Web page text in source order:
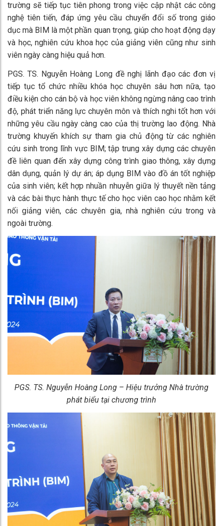
trường sẽ tiếp tục tiên phong trong việc cập nhật các công
nghệ tiên tiến, đáp ứng yêu cầu chuyển đổi số trong giáo
dục mà BIM là một phần quan trọng, giúp cho hoạt động dạy
và học, nghiên cứu khoa học của giảng viên cũng như sinh
viên ngày càng hiệu quả hơn.
PGS. TS. Nguyễn Hoàng Long đề nghị lãnh đạo các đơn vị
tiếp tục tổ chức nhiều khóa học chuyên sâu hơn nữa, tạo
điều kiện cho cán bộ và học viên không ngừng nâng cao trình
độ, phát triển năng lực chuyên môn và thích nghi tốt hơn với
những yêu cầu ngày càng cao của thị trường lao động. Nhà
trường khuyến khích sự tham gia chủ động từ các nghiên
cứu sinh trong lĩnh vực BIM; tập trung xây dựng các chuyên
đề liên quan đến xây dựng công trình giao thông, xây dựng
dân dụng, quản lý dự án; áp dụng BIM vào đồ án tốt nghiệp
của sinh viên; kết hợp nhuần nhuyễn giữa lý thuyết nền tảng
và các bài thực hành thực tế cho học viên cao học nhằm kết
nối giảng viên, các chuyên gia, nhà nghiên cứu trong và
ngoài trường.
PGS. TS. Nguyễn Hoàng Long – Hiệu trưởng Nhà trường
phát biểu tại chương trình